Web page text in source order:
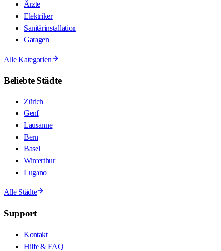
Ärzte
Elektriker
Sanitärinstallation
Garagen
Alle Kategorien
Beliebte Städte
Zürich
Genf
Lausanne
Bern
Basel
Winterthur
Lugano
Alle Städte
Support
Kontakt
Hilfe & FAQ